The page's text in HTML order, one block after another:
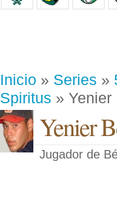
Inicio » Series »
Spiritus »
Yenier
Jugador de